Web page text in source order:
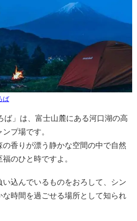
ば
ば」は、富士山麓にある河口湖の高
プ場です。
香りが漂う静かな空間の中で自然
のひと時ですよ。
い込んでいるものをおろして、シン
な時間を過ごせる場所として知られ